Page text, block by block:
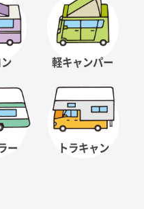
軽キャンパー
ー トラキャン